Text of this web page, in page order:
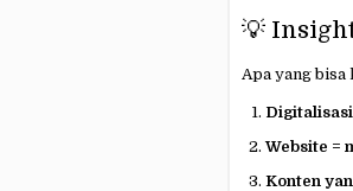
💡
Apa yang
Website =
Konten